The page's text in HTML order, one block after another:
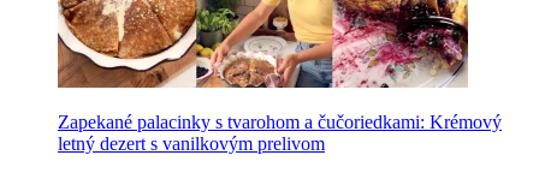
Zapekané palacinky s tvarohom a čučoriedkami: Krémový
letný dezert s vanilkovým prelivom